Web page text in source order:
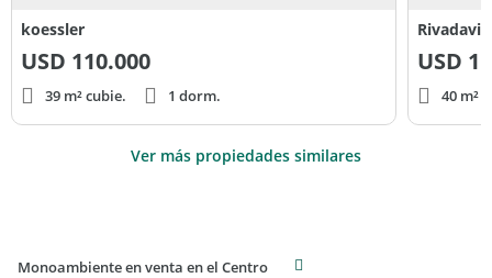
koessler
USD 110.000
39 m² cubie. 1 dorm.
USD
40 m²
Ver más propiedades similares
Monoambiente en venta en el Centro